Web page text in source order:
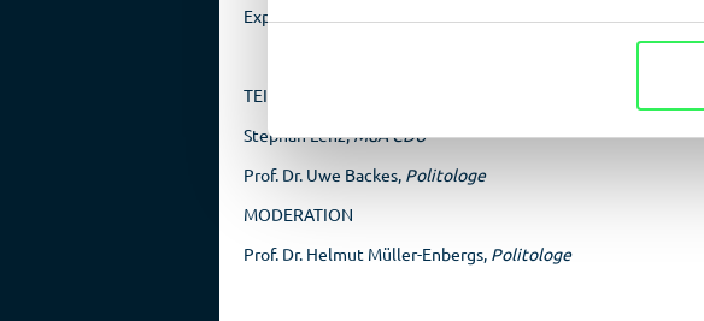
Experten nach Antworten suchen.
TEILNEHMER
Stephan Lenz,MdA CDU
Prof. Dr. Uwe Backes, Politologe
MODERATION
Prof. Dr. Helmut Müller-Enbergs, Politologe